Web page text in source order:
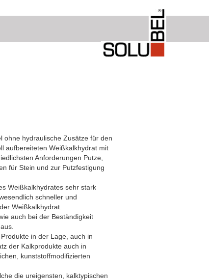
ohne hydraulische Zusätze für den
aufbereiteten Weißkalkhydrat mit
Anforderungen Putze,
für Stein und zur Putzfestigung
Weißkalkhydrates sehr stark
schneller und
Weißkalkhydrat.
auch bei der Beständigkeit
in der Lage, auch in
der Kalkprodukte auch in
kunststoffmodifizierten
die ureigensten, kalktypischen